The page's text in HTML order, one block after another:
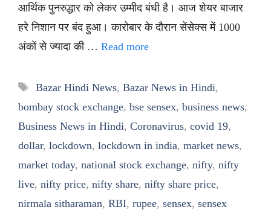
आर्थिक पुनरुद्धार को लेकर उम्मीद बंधी है। आज शेयर बाजार
हरे निशान पर बंद हुआ। कारोबार के दौरान सेंसेक्स में 1000
अंकों से ज्यादा की … Read more
Tags
Bazar Hindi News, Bazar News in Hindi,
bombay stock exchange, bse sensex, business news,
Business News in Hindi, Coronavirus, covid 19,
dollar, lockdown, lockdown in india, market news,
market today, national stock exchange, nifty, nifty
live, nifty price, nifty share, nifty share price,
nirmala sitharaman, RBI, rupee, sensex, sensex